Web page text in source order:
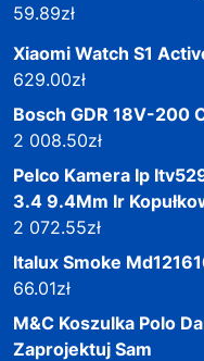
59.89zł
Xiaomi Watch S1
629.00zł
Bosch GDR 18V-200
2 008.50zł
Pelco Kamera Ip
3.4 9.4Mm Ir
2 072.55zł
Italux Smoke
66.01zł
M&C Koszulka Polo
Zaprojektuj Sam